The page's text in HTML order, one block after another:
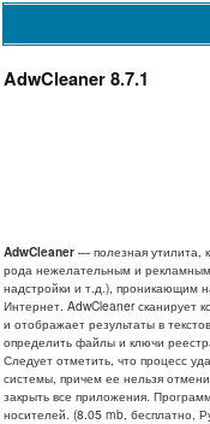
AdwCleaner 8.7.1
AdwCleaner — полезная утилита,
рода нежелательным и
надстройки и т.д.), проникающим
Интернет. AdwCleaner сканирует
и отображает результаты в
определить файлы и ключи
Следует отметить, что процесс
системы, причем ее нельзя
закрыть все приложения.
носителей. (8.05 mb, бесплатно,